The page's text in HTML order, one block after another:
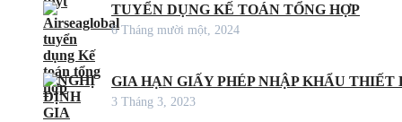
TUYỂN DỤNG KẾ TOÁN TỔNG HỢP
6 Tháng mười một, 2024
GIA HẠN GIẤY PHÉP NHẬP KHẨU THIẾT
3 Tháng 3, 2023